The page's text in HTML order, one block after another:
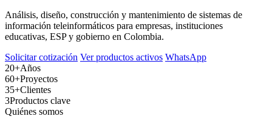
Análisis, diseño, construcción y mantenimiento de sistemas de
información teleinformáticos para empresas, instituciones
educativas, ESP y gobierno en Colombia.
Solicitar cotización Ver productos activos WhatsApp
20+Años
60+Proyectos
35+Clientes
3Productos clave
Quiénes somos